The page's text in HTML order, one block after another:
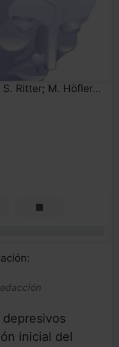
Ritter; M. Höfler...
inicial del